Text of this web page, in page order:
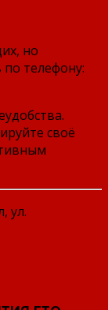
но
телефону:
своё
ул.